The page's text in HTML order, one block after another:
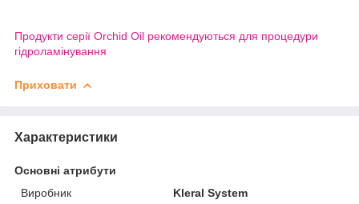
Продукти серії Orchid Oil рекомендуються для процедури
гідроламінування
Приховати
Характеристики
Основні атрибути
Виробник
Kleral System